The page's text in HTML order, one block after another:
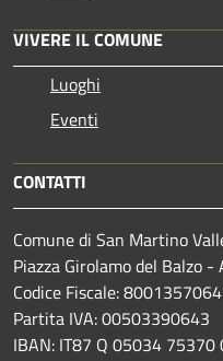
VIVERE IL COMUNE
Luoghi
Eventi
CONTATTI
Comune di San Martino
Piazza Girolamo del Balzo -
Codice Fiscale:
Partita IVA: 00503390643
IBAN: IT87 Q 05034